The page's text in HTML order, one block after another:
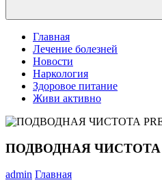
Главная
Лечение болезней
Новости
Наркология
Здоровое питание
Живи активно
ПОДВОДНАЯ ЧИСТОТА
admin Главная